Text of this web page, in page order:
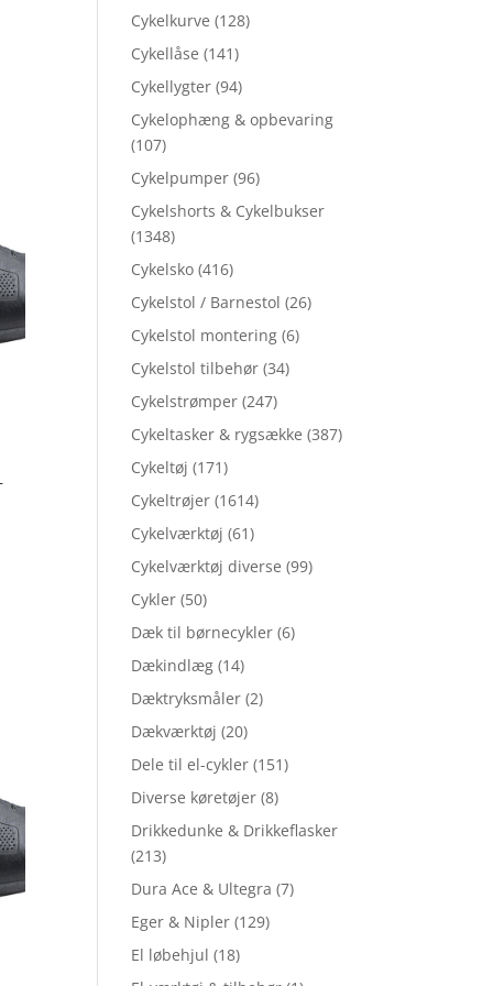
Cykelkurve (128)
Cykellåse (141)
Cykellygter (94)
Cykelophæng & opbevaring
(107)
Cykelpumper (96)
Cykelshorts & Cykelbukser
(1348)
Cykelsko (416)
Cykelstol / Barnestol (26)
Cykelstol montering (6)
Cykelstol tilbehør (34)
Cykelstrømper (247)
Cykeltasker & rygsække (387)
Cykeltøj (171)
Cykeltrøjer (1614)
Cykelværktøj (61)
Cykelværktøj diverse (99)
Cykler (50)
Dæk til børnecykler (6)
Dækindlæg (14)
Dæktryksmåler (2)
Dækværktøj (20)
Dele til el-cykler (151)
Diverse køretøjer (8)
Drikkedunke & Drikkeflasker
(213)
Dura Ace & Ultegra (7)
Eger & Nipler (129)
El løbehjul (18)